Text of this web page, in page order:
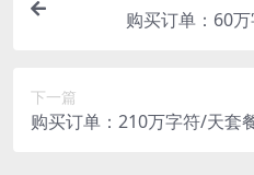
购买订单：60
下一篇
购买订单：210万字符/天套